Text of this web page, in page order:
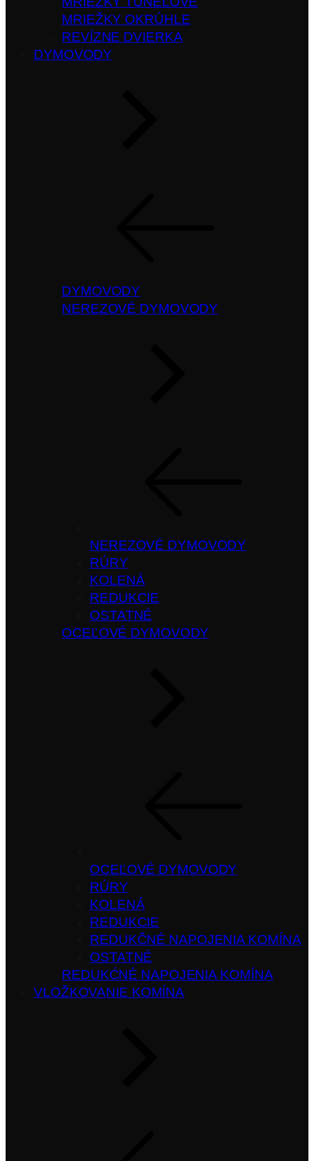
MRIEŽKY OKRÚHLE
REVÍZNE DVIERKA
DYMOVODY
DYMOVODY
NEREZOVÉ DYMOVODY
NEREZOVÉ DYMOVODY
RÚRY
KOLENÁ
REDUKCIE
OSTATNÉ
OCEĽOVÉ DYMOVODY
OCEĽOVÉ DYMOVODY
RÚRY
KOLENÁ
REDUKCIE
REDUKČNÉ NAPOJENIA KOMÍNA
OSTATNÉ
REDUKĆNÉ NAPOJENIA KOMÍNA
VLOŽKOVANIE KOMÍNA